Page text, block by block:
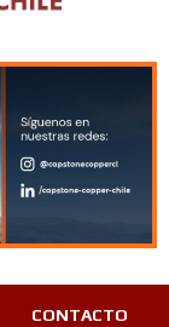
CONTACTO